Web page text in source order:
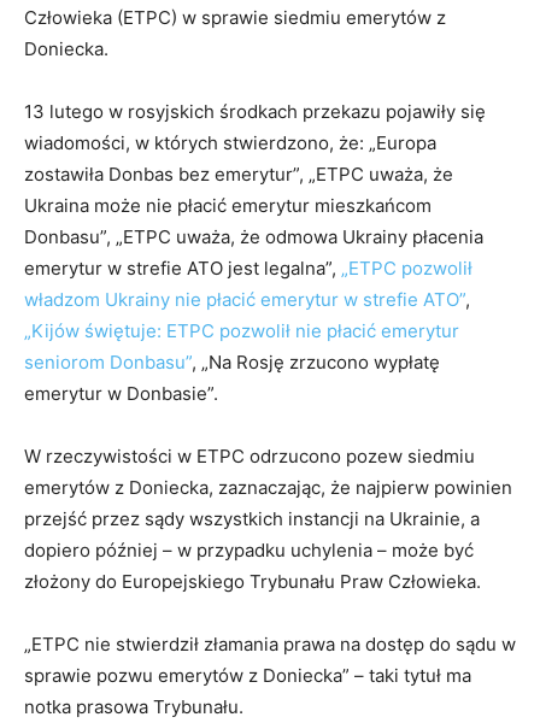
Człowieka (ETPC) w sprawie siedmiu emerytów z
Doniecka.
13 lutego w rosyjskich środkach przekazu pojawiły się
wiadomości, w których stwierdzono, że: „Europa
zostawiła Donbas bez emerytur”, „ETPC uważa, że
Ukraina może nie płacić emerytur mieszkańcom
Donbasu”, „ETPC uważa, że odmowa Ukrainy płacenia
emerytur w strefie ATO jest legalna”, „ETPC pozwolił
władzom Ukrainy nie płacić emerytur w strefie ATO”,
„Kijów świętuje: ETPC pozwolił nie płacić emerytur
seniorom Donbasu”, „Na Rosję zrzucono wypłatę
emerytur w Donbasie”.
W rzeczywistości w ETPC odrzucono pozew siedmiu
emerytów z Doniecka, zaznaczając, że najpierw powinien
przejść przez sądy wszystkich instancji na Ukrainie, a
dopiero później – w przypadku uchylenia – może być
złożony do Europejskiego Trybunału Praw Człowieka.
„ETPC nie stwierdził złamania prawa na dostęp do sądu w
sprawie pozwu emerytów z Doniecka” – taki tytuł ma
notka prasowa Trybunału.